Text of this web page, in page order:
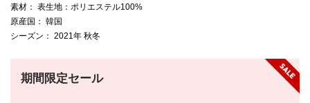
素材 ： 表生地：ポリエステル100%
原産国 ： 韓国
シーズン ： 2021年 秋冬
期間限定セール